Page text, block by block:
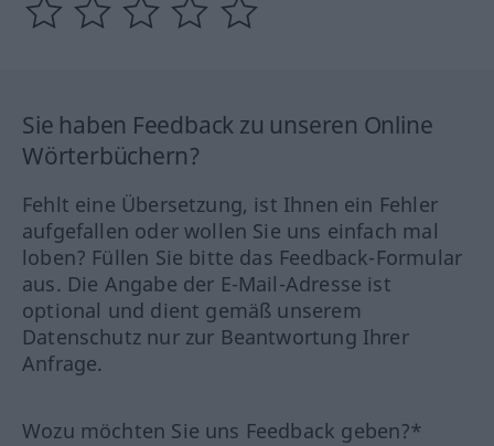
Sie haben Feedback zu unseren Online
Wörterbüchern?
Fehlt eine Übersetzung, ist Ihnen ein Fehler
aufgefallen oder wollen Sie uns einfach mal
loben? Füllen Sie bitte das Feedback-Formular
aus. Die Angabe der E-Mail-Adresse ist
optional und dient gemäß unserem
Datenschutz nur zur Beantwortung Ihrer
Anfrage.
Wozu möchten Sie uns Feedback geben?*